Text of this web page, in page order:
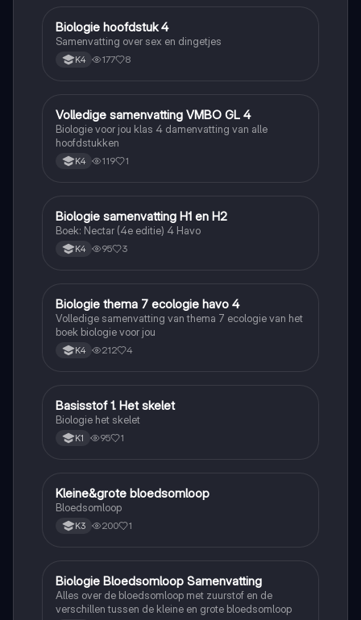
Biologie
Biologie hoofdstuk 4
Samenvatting over sex en dingetjes
K4 177 8
Biologie
Volledige samenvatting VMBO GL 4
Biologie voor jou klas 4 damenvatting van alle
hoofdstukken
K4 119 1
Biologie
Biologie samenvatting H1 en H2
Boek: Nectar (4e editie) 4 Havo
K4 95 3
Biologie
Biologie thema 7 ecologie havo 4
Volledige samenvatting van thema 7 ecologie van het
boek biologie voor jou
K4 212 4
Biologie
Basisstof 1. Het skelet
Biologie het skelet
K1 95 1
Biologie
Kleine&grote bloedsomloop
Bloedsomloop
K3 200 1
Biologie
Biologie Bloedsomloop Samenvatting
Alles over de bloedsomloop met zuurstof en de
verschillen tussen de kleine en grote bloedsomloop